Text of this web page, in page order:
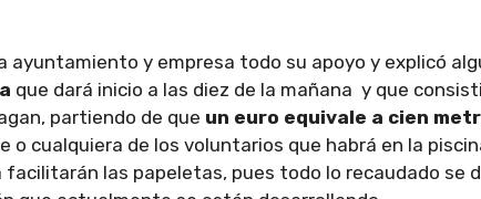
ayuntamiento y empresa todo su apoyo y explicó
que dará inicio a las diez de la mañana y que
partiendo de que un euro equivale a cien
o cualquiera de los voluntarios que habrá en la
facilitarán las papeletas, pues todo lo recaudado se